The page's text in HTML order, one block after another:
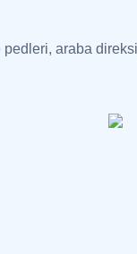
pedleri, araba